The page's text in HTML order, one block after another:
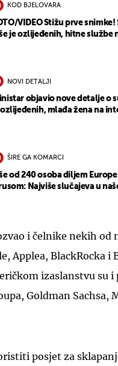
KOD BJELOVARA
VIDEO Stižu prve
je ozlijeđenih, hitne službe
NOVI DETALJI
objavio nove detalje o
mlađa žena na
ŠIRE GA KOMARCI
od 240 osoba diljem
Najviše slučajeva u
i čelnike nekih od
Applea, BlackRocka i
izaslanstvu su
Goldman Sachsa,
posjet za